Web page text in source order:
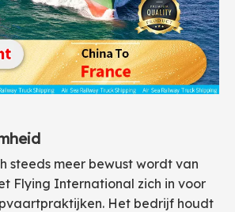
steeds meer bewust wordt van
Flying International zich in voor
Het bedrijf houdt